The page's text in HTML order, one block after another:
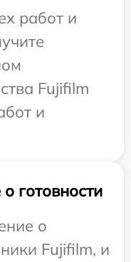
работ и
Fujifilm
и
готовности
о
Fujifilm, и